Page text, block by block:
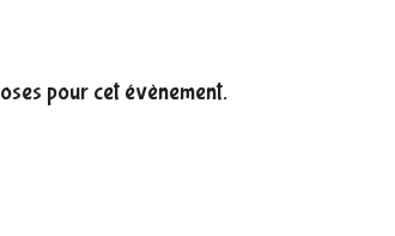
pour cet évènement.